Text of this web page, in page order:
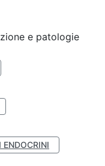
e patologie
ENDOCRINI